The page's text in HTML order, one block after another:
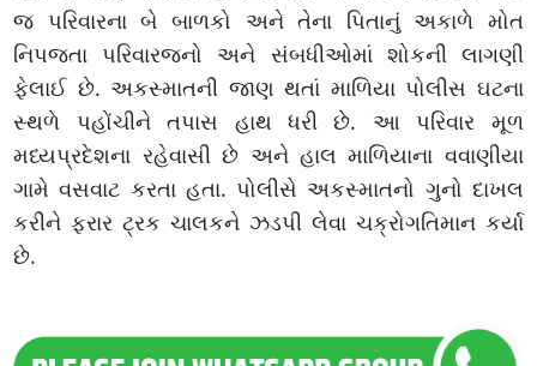
જ પરિવારના બે બાળકો અને તેના પિતાનું અકાળે મોત
નિપજતા પરિવારજનો અને સંબધીઓમાં શોકની લાગણી
ફેલાઈ છે. અકસ્માતની જાણ થતાં માળિયા પોલીસ ઘટના
સ્થળે પહોંચીને તપાસ હાથ ધરી છે. આ પરિવાર મૂળ
મધ્યપ્રદેશના રહેવાસી છે અને હાલ માળિયાના વવાણીયા
ગામે વસવાટ કરતા હતા. પોલીસે અકસ્માતનો ગુનો દાખલ
કરીને ફરાર ટ્રક ચાલકને ઝડપી લેવા ચક્રોગતિમાન કર્યા
છે.